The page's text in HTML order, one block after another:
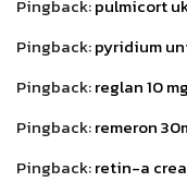
Pingback:pulmicort
Pingback:pyridium
Pingback:reglan 10
Pingback:remeron
Pingback:retin-a